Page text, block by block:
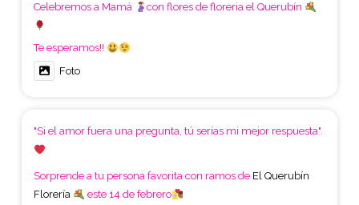
Celebremos a Mamá
con flores de floreria el Querubín
Te esperamos!!
Foto
"Si el amor fuera una pregunta, tú serías mi mejor respuesta".
Sorprende a tu persona favorita con ramos de El Querubín
Florería
este 14 de febrero